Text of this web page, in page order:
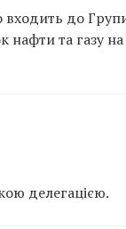
входить до
нафти та газу на
делегацією.